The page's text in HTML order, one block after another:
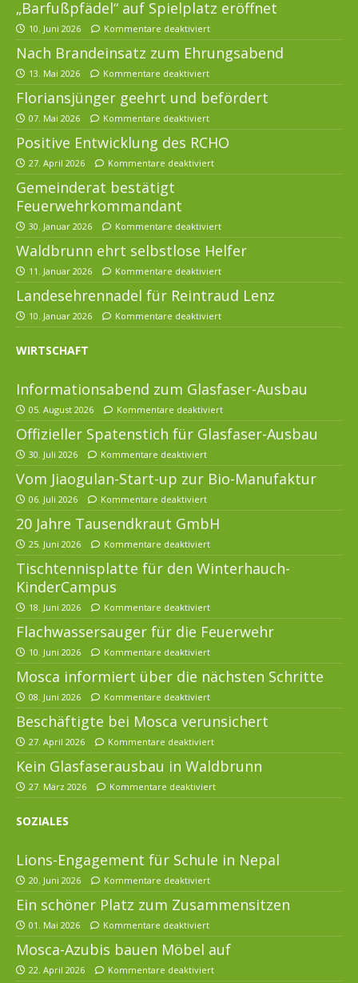
„Barfußpfädel“ auf Spielplatz eröffnet
10. Juni 2026 Kommentare deaktiviert
Nach Brandeinsatz zum Ehrungsabend
13. Mai 2026 Kommentare deaktiviert
Floriansjünger geehrt und befördert
07. Mai 2026 Kommentare deaktiviert
Positive Entwicklung des RCHO
27. April 2026 Kommentare deaktiviert
Gemeinderat bestätigt
Feuerwehrkommandant
30. Januar 2026 Kommentare deaktiviert
Waldbrunn ehrt selbstlose Helfer
11. Januar 2026 Kommentare deaktiviert
Landesehrennadel für Reintraud Lenz
10. Januar 2026 Kommentare deaktiviert
WIRTSCHAFT
Informationsabend zum Glasfaser-Ausbau
05. August 2026 Kommentare deaktiviert
Offizieller Spatenstich für Glasfaser-Ausbau
30. Juli 2026 Kommentare deaktiviert
Vom Jiaogulan-Start-up zur Bio-Manufaktur
06. Juli 2026 Kommentare deaktiviert
20 Jahre Tausendkraut GmbH
25. Juni 2026 Kommentare deaktiviert
Tischtennisplatte für den Winterhauch-
KinderCampus
18. Juni 2026 Kommentare deaktiviert
Flachwassersauger für die Feuerwehr
10. Juni 2026 Kommentare deaktiviert
Mosca informiert über die nächsten Schritte
08. Juni 2026 Kommentare deaktiviert
Beschäftigte bei Mosca verunsichert
27. April 2026 Kommentare deaktiviert
Kein Glasfaserausbau in Waldbrunn
27. März 2026 Kommentare deaktiviert
SOZIALES
Lions-Engagement für Schule in Nepal
20. Juni 2026 Kommentare deaktiviert
Ein schöner Platz zum Zusammensitzen
01. Mai 2026 Kommentare deaktiviert
Mosca-Azubis bauen Möbel auf
22. April 2026 Kommentare deaktiviert